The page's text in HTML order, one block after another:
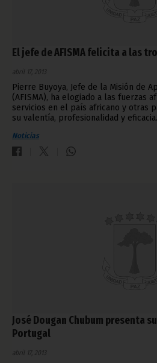
El jefe de AFISMA felicita a las
abril 17, 2013
Pierre Buyoya, Jefe de la Misión de
(AFISMA), ha elogiado a las fuerzas
servicios en el país africano y otras
su valentía, profesionalidad y eficacia.
Noticias
José Dougan Chubum presenta
Portugal
abril 17, 2013